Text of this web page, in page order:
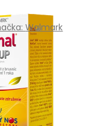
Walmark